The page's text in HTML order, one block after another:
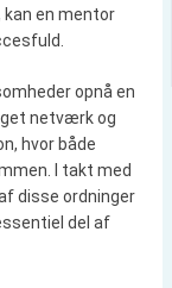
en mentor
opnå en
netværk og
hvor både
I takt med
disse ordninger
del af